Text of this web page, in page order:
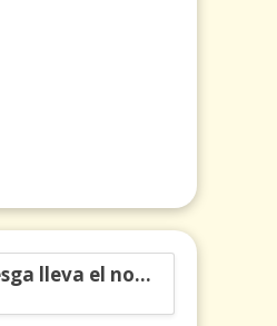
Carlos Manuel Vesga lleva el nombre de Colombia a los Emmy